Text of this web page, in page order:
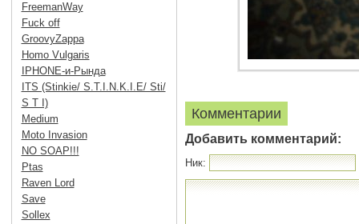
Комментарии
Добавить комментарий:
Ник:
FreemanWay
Fuck off
GroovyZappa
Homo Vulgaris
IPHONE-и-Рында
ITS (Stinkie/ S.T.I.N.K.I.E/ Sti/
S T I)
Medium
Moto Invasion
NO SOAP!!!
Ptas
Raven Lord
Save
Sollex